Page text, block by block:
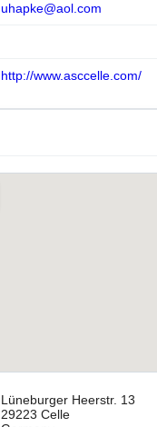
uhapke@aol.com
http://www.asccelle.com/
Lüneburger Heerstr. 13
29223 Celle